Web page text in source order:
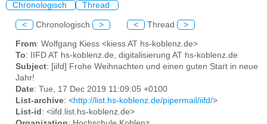
Chronologisch Thread
< Chronologisch > < Thread >
From: Wolfgang Kiess <kiess AT hs-koblenz.de>
To: IIFD AT hs-koblenz.de, digitalisierung AT hs-koblenz.de
Subject: [iifd] Frohe Weihnachten und einen guten Start in neue
Jahr!
Date: Tue, 17 Dec 2019 11:09:05 +0100
List-archive: <http://list.hs-koblenz.de/pipermail/iifd/>
List-id : <iifd.list.hs-koblenz.de>